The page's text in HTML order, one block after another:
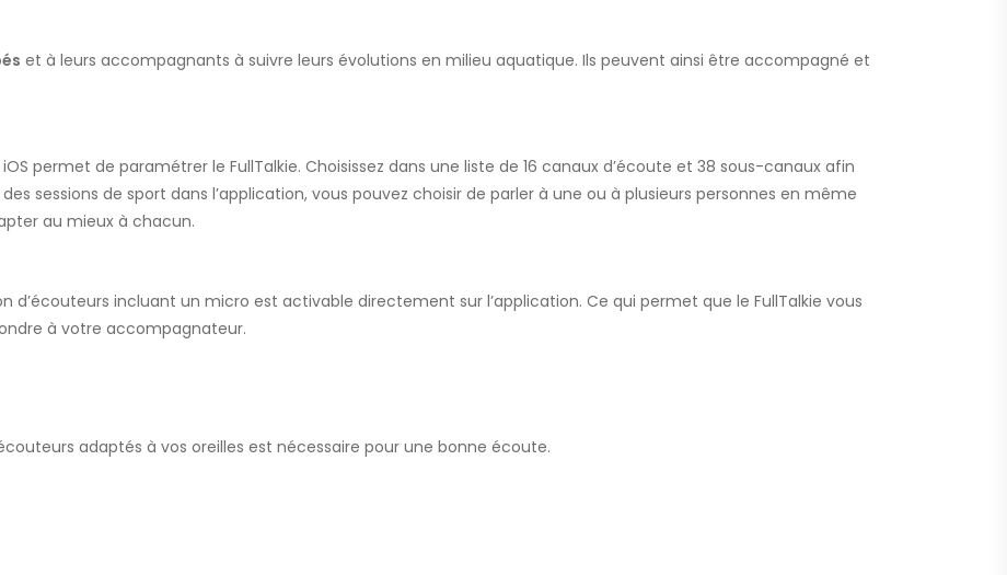
et à leurs accompagnants à suivre leurs évolutions en milieu aquatique. Ils peuvent ainsi être accompagné et
permet de paramétrer le FullTalkie. Choisissez dans une liste de 16 canaux d’écoute et 38 sous-canaux afin
sessions de sport dans l’application, vous pouvez choisir de parler à une ou à plusieurs personnes en même
au mieux à chacun.
d’écouteurs incluant un micro est activable directement sur l’application. Ce qui permet que le FullTalkie vous
à votre accompagnateur.
adaptés à vos oreilles est nécessaire pour une bonne écoute.